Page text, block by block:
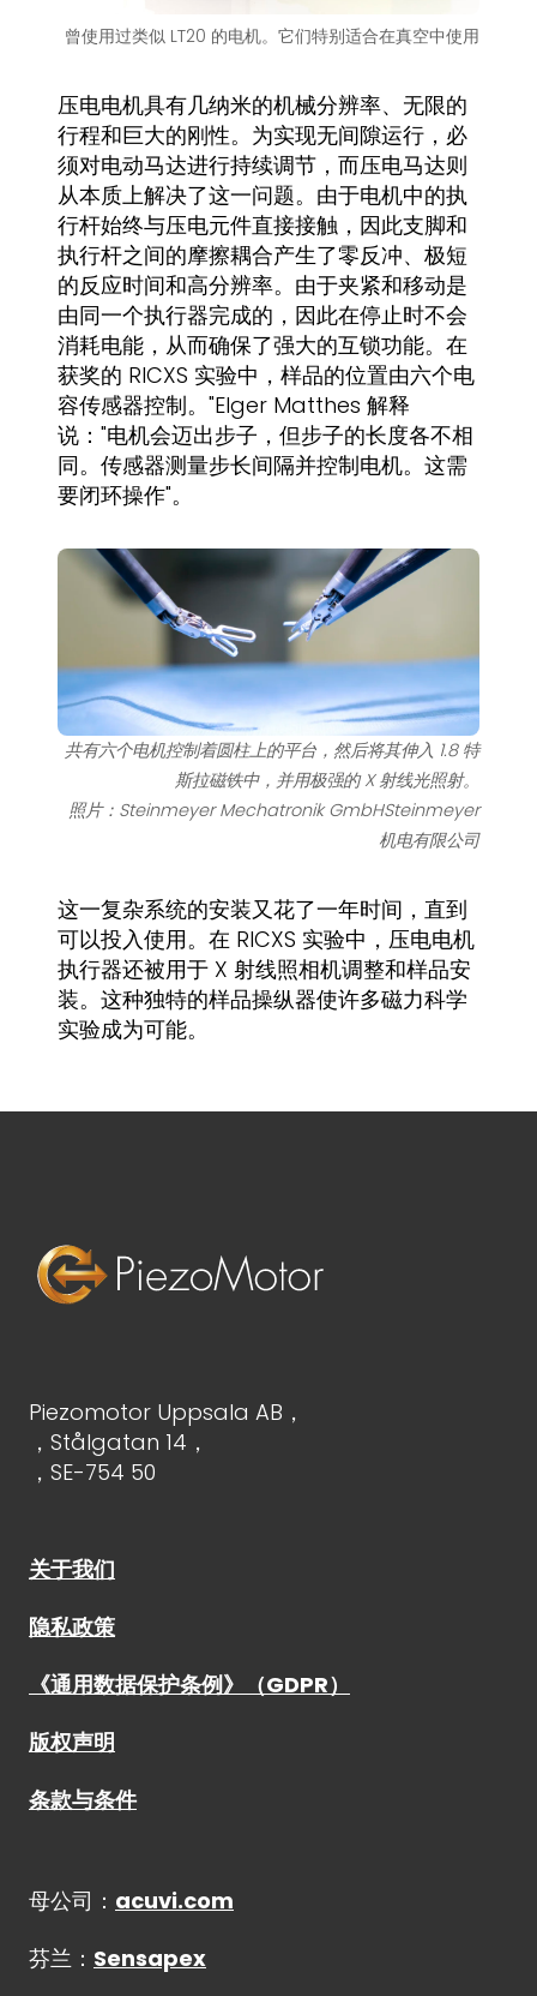
曾使用过类似 LT20 的电机。它们特别适合在真空中使用
压电电机具有几纳米的机械分辨率、无限的
行程和巨大的刚性。为实现无间隙运行，必
须对电动马达进行持续调节，而压电马达则
从本质上解决了这一问题。由于电机中的执
行杆始终与压电元件直接接触，因此支脚和
执行杆之间的摩擦耦合产生了零反冲、极短
的反应时间和高分辨率。由于夹紧和移动是
由同一个执行器完成的，因此在停止时不会
消耗电能，从而确保了强大的互锁功能。在
获奖的 RICXS 实验中，样品的位置由六个电
容传感器控制。"Elger Matthes 解释
说："电机会迈出步子，但步子的长度各不相
同。传感器测量步长间隔并控制电机。这需
要闭环操作"。
共有六个电机控制着圆柱上的平台，然后将其伸入 1.8 特
斯拉磁铁中，并用极强的 X 射线光照射。
照片：Steinmeyer Mechatronik GmbHSteinmeyer
机电有限公司
这一复杂系统的安装又花了一年时间，直到
可以投入使用。在 RICXS 实验中，压电电机
执行器还被用于 X 射线照相机调整和样品安
装。这种独特的样品操纵器使许多磁力科学
实验成为可能。
Piezomotor Uppsala AB，
，Stålgatan 14，
，SE-754 50
关于我们
隐私政策
《通用数据保护条例》（GDPR）
版权声明
条款与条件
母公司： acuvi.com
芬兰： Sensapex